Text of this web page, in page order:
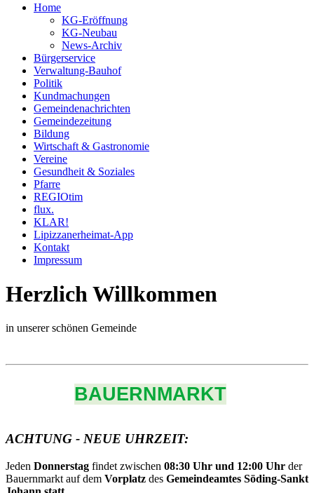
Home
KG-Eröffnung
KG-Neubau
News-Archiv
Bürgerservice
Verwaltung-Bauhof
Politik
Kundmachungen
Gemeindenachrichten
Gemeindezeitung
Bildung
Wirtschaft & Gastronomie
Vereine
Gesundheit & Soziales
Pfarre
REGIOtim
flux.
KLAR!
Lipizzanerheimat-App
Kontakt
Impressum
Herzlich Willkommen
in unserer schönen Gemeinde
BAUERNMARKT
ACHTUNG - NEUE UHRZEIT:
Jeden Donnerstag findet zwischen 08:30 Uhr und 12:00 Uhr der
Bauernmarkt auf dem Vorplatz des Gemeindeamtes Söding-Sankt